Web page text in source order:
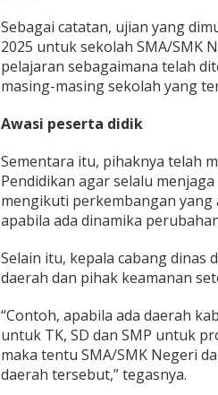
Sebagai catatan, ujian yang
2025 untuk sekolah SMA/SMK
pelajaran sebagaimana telah
masing-masing sekolah yang
Awasi peserta didik
Sementara itu, pihaknya telah
Pendidikan agar selalu
mengikuti perkembangan
apabila ada dinamika
Selain itu, kepala cabang
daerah dan pihak keamanan
“Contoh, apabila ada daerah
untuk TK, SD dan SMP untuk
maka tentu SMA/SMK Negeri
daerah tersebut,” tegasnya.